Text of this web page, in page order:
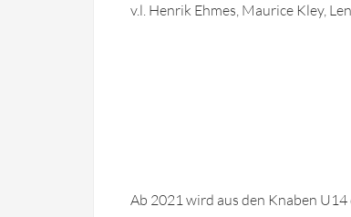
v.l. Henrik Ehmes, Maurice Kley,
Ab 2021 wird aus den Knaben